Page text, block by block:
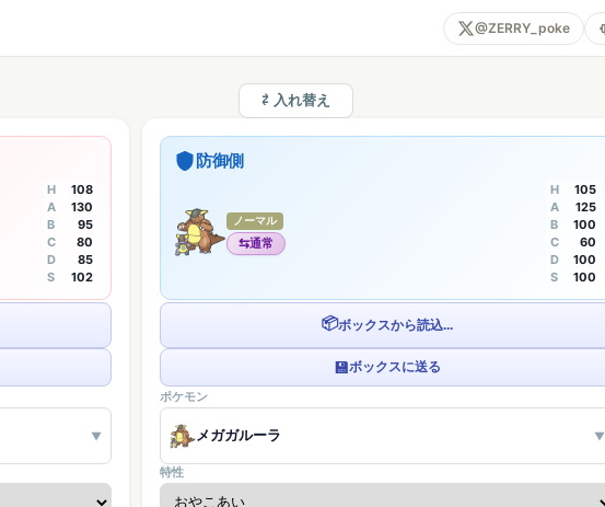
@ZERRY_poke
⇄ 入れ替え
H
108
A
130
B
95
C
80
D
85
S
102
▼
防御側
ノーマル
⇆通常
H
105
A
125
B
100
C
60
D
100
S
100
📦ボックスから読込...
💾ボックスに送る
ポケモン
メガガルーラ ▼
特性